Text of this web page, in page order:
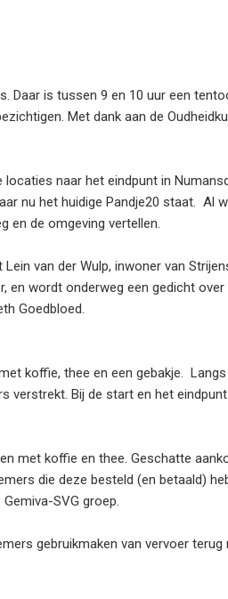
Daar is tussen 9 en 10 uur een
Met dank aan de
naar het eindpunt in
nu het huidige Pandje20 staat. Al
en de omgeving vertellen.
van der Wulp, inwoner van
en wordt onderweg een gedicht
Goedbloed.
koffie, thee en een gebakje.
verstrekt. Bij de start en het
met koffie en thee. Geschatte
die deze besteld (en betaald)
SVG groep.
gebruikmaken van vervoer terug